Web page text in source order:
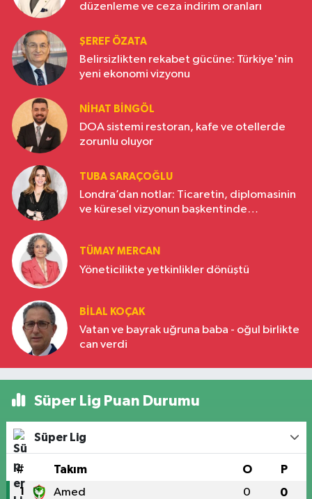
düzenleme ve ceza indirim oranları
ŞEREF ÖZATA
Belirsizlikten rekabet gücüne: Türkiye'nin
yeni ekonomi vizyonu
NIHAT BINGÖL
DOA sistemi restoran, kafe ve otellerde
zorunlu oluyor
TUBA SARAÇOĞLU
Londra’dan notlar: Ticaretin, diplomasinin
ve küresel vizyonun başkentinde
TÜMAY MERCAN
Yöneticilikte yetkinlikler dönüştü
BILAL KOÇAK
Vatan ve bayrak uğruna baba - oğul birlikte
can verdi
Süper Lig Puan Durumu
Süper Lig
# Takım O P
1 Amed 0 0